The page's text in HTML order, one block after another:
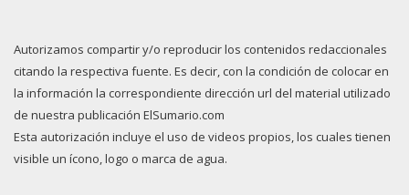
Autorizamos compartir y/o reproducir los contenidos redaccionales
citando la respectiva fuente. Es decir, con la condición de colocar en
la información la correspondiente dirección url del material utilizado
de nuestra publicación ElSumario.com
Esta autorización incluye el uso de videos propios, los cuales tienen
visible un ícono, logo o marca de agua.